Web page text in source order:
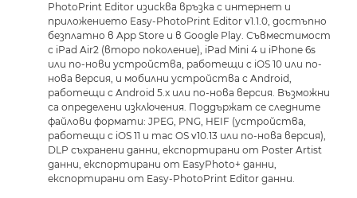
PhotoPrint Editor изисква връзка с интернет и
приложението Easy-PhotoPrint Editor v1.1.0, достъпно
безплатно в App Store и в Google Play. Съвместимост
с iPad Air2 (второ поколение), iPad Mini 4 и iPhone 6s
или по-нови устройства, работещи с iOS 10 или по-
нова версия, и мобилни устройства с Android,
работещи с Android 5.x или по-нова версия. Възможни
са определени изключения. Поддържат се следните
файлови формати: JPEG, PNG, HEIF (устройства,
работещи с iOS 11 и mac OS v10.13 или по-нова версия),
DLP съхранени данни, експортирани от Poster Artist
данни, експортирани от EasyPhoto+ данни,
експортирани от Easy-PhotoPrint Editor данни.